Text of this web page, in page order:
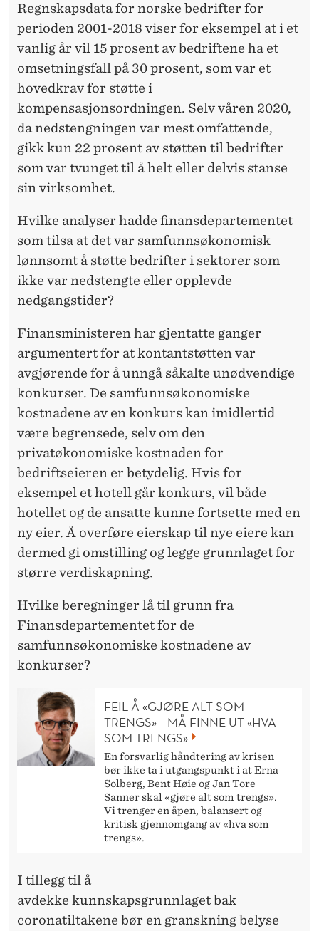
Regnskapsdata for norske bedrifter for
perioden 2001-2018 viser for eksempel at i et
vanlig år vil 15 prosent av bedriftene ha et
omsetningsfall på 30 prosent, som var et
hovedkrav for støtte i
kompensasjonsordningen. Selv våren 2020,
da nedstengningen var mest omfattende,
gikk kun 22 prosent av støtten til bedrifter
som var tvunget til å helt eller delvis stanse
sin virksomhet.
Hvilke analyser hadde finansdepartementet
som tilsa at det var samfunnsøkonomisk
lønnsomt å støtte bedrifter i sektorer som
ikke var nedstengte eller opplevde
nedgangstider?
Finansministeren har gjentatte ganger
argumentert for at kontantstøtten var
avgjørende for å unngå såkalte unødvendige
konkurser. De samfunnsøkonomiske
kostnadene av en konkurs kan imidlertid
være begrensede, selv om den
privatøkonomiske kostnaden for
bedriftseieren er betydelig. Hvis for
eksempel et hotell går konkurs, vil både
hotellet og de ansatte kunne fortsette med en
ny eier. Å overføre eierskap til nye eiere kan
dermed gi omstilling og legge grunnlaget for
større verdiskapning.
Hvilke beregninger lå til grunn fra
Finansdepartementet for de
samfunnsøkonomiske kostnadene av
konkurser?
FEIL Å «GJØRE ALT SOM
TRENGS» – MÅ FINNE UT «HVA
SOM TRENGS»
En forsvarlig håndtering av krisen
bør ikke ta i utgangspunkt i at Erna
Solberg, Bent Høie og Jan Tore
Sanner skal «gjøre alt som trengs».
Vi trenger en åpen, balansert og
kritisk gjennomgang av «hva som
trengs».
I tillegg til å
avdekke kunnskapsgrunnlaget bak
coronatiltakene bør en granskning belyse